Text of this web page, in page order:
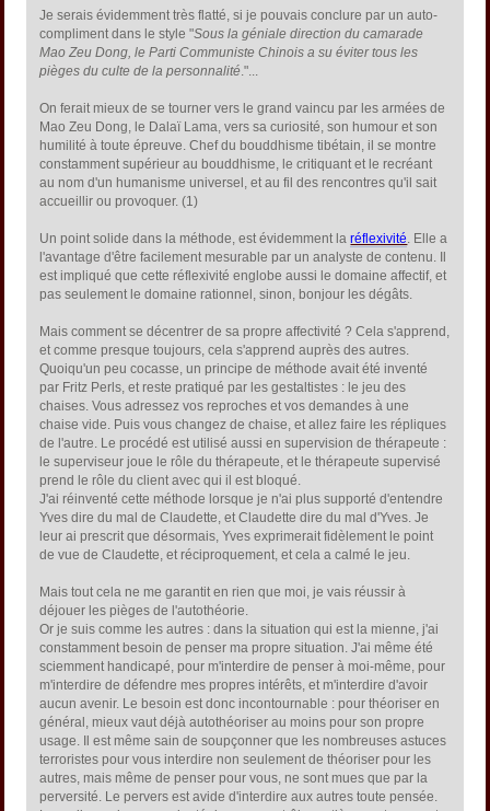
Je serais évidemment très flatté, si je pouvais conclure par un auto-
compliment dans le style "Sous la géniale direction du camarade
Mao Zeu Dong, le Parti Communiste Chinois a su éviter tous les
pièges du culte de la personnalité."...
On ferait mieux de se tourner vers le grand vaincu par les armées de
Mao Zeu Dong, le Dalaï Lama, vers sa curiosité, son humour et son
humilité à toute épreuve. Chef du bouddhisme tibétain, il se montre
constamment supérieur au bouddhisme, le critiquant et le recréant
au nom d'un humanisme universel, et au fil des rencontres qu'il sait
accueillir ou provoquer. (1)
Un point solide dans la méthode, est évidemment laréflexivité. Elle a
l'avantage d'être facilement mesurable par un analyste de contenu. Il
est impliqué que cette réflexivité englobe aussi le domaine affectif, et
pas seulement le domaine rationnel, sinon, bonjour les dégâts.
Mais comment se décentrer de sa propre affectivité ? Cela s'apprend,
et comme presque toujours, cela s'apprend auprès des autres.
Quoiqu'un peu cocasse, un principe de méthode avait été inventé
par Fritz Perls, et reste pratiqué par les gestaltistes : le jeu des
chaises. Vous adressez vos reproches et vos demandes à une
chaise vide. Puis vous changez de chaise, et allez faire les répliques
de l'autre. Le procédé est utilisé aussi en supervision de thérapeute :
le superviseur joue le rôle du thérapeute, et le thérapeute supervisé
prend le rôle du client avec qui il est bloqué.
J'ai réinventé cette méthode lorsque je n'ai plus supporté d'entendre
Yves dire du mal de Claudette, et Claudette dire du mal d'Yves. Je
leur ai prescrit que désormais, Yves exprimerait fidèlement le point
de vue de Claudette, et réciproquement, et cela a calmé le jeu.
Mais tout cela ne me garantit en rien que moi, je vais réussir à
déjouer les pièges de l'autothéorie.
Or je suis comme les autres : dans la situation qui est la mienne, j'ai
constamment besoin de penser ma propre situation. J'ai même été
sciemment handicapé, pour m'interdire de penser à moi-même, pour
m'interdire de défendre mes propres intérêts, et m'interdire d'avoir
aucun avenir. Le besoin est donc incontournable : pour théoriser en
général, mieux vaut déjà autothéoriser au moins pour son propre
usage. Il est même sain de soupçonner que les nombreuses astuces
terroristes pour vous interdire non seulement de théoriser pour les
autres, mais même de penser pour vous, ne sont mues que par la
perversité. Le pervers est avide d'interdire aux autres toute pensée.